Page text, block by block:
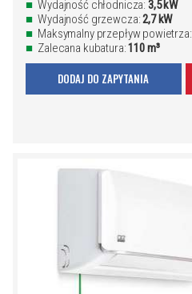
Wydajność chłodnicza: 3,5 kW
Wydajność grzewcza:2,7 kW
Maksymalny przepływ powietrza:
Zalecana kubatura:110 m³
DODAJ DO ZAPYTANIA